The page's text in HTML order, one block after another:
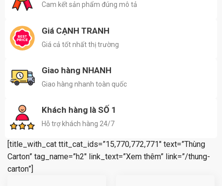
Cam kết sản phẩm đúng mô tả
Giá CẠNH TRANH
Giá cả tốt nhất thị trường
Giao hàng NHANH
Giao hàng nhanh toàn quốc
Khách hàng là SỐ 1
Hỗ trợ khách hàng 24/7
[title_with_cat ttit_cat_ids=”15,770,772,771″ text=”Thùng
Carton” tag_name=”h2″ link_text=”Xem thêm” link=”/thung-
carton”]